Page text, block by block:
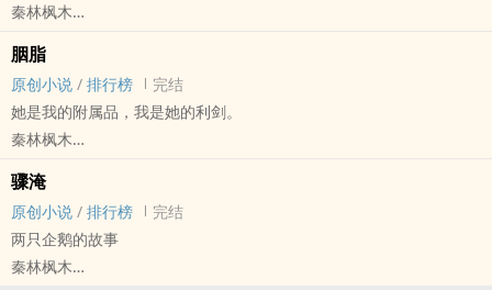
秦林枫木
轻松 - 治愈 - 清水
一个用来练笔的小短文，不怎幺严肃的小故事
希望你能喜欢
胭脂
原创小说 / 排行榜
完结
她是我的附属品，我是她的利剑。
秦林枫木
完结 - 架空世界 - 强强 - 清水
2021年，给小姑娘的生日礼物。
骤淹
原创小说 / 排行榜
完结
两只企鹅的故事
秦林枫木